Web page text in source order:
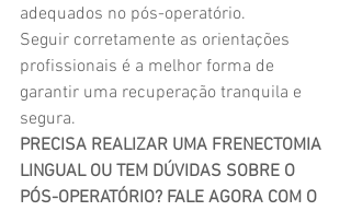
adequados no pós-operatório.
Seguir corretamente as orientações
profissionais é a melhor forma de
garantir uma recuperação tranquila e
segura.
PRECISA REALIZAR UMA FRENECTOMIA
LINGUAL OU TEM DÚVIDAS SOBRE O
PÓS-OPERATÓRIO? FALE AGORA COM O